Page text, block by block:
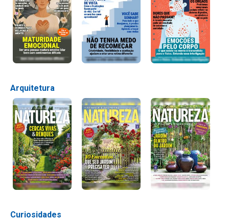
Arquitetura
Curiosidades